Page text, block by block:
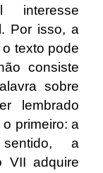
interesse
Por isso, a
texto pode
consiste
sobre
lembrado
primeiro: a
a
VII adquire